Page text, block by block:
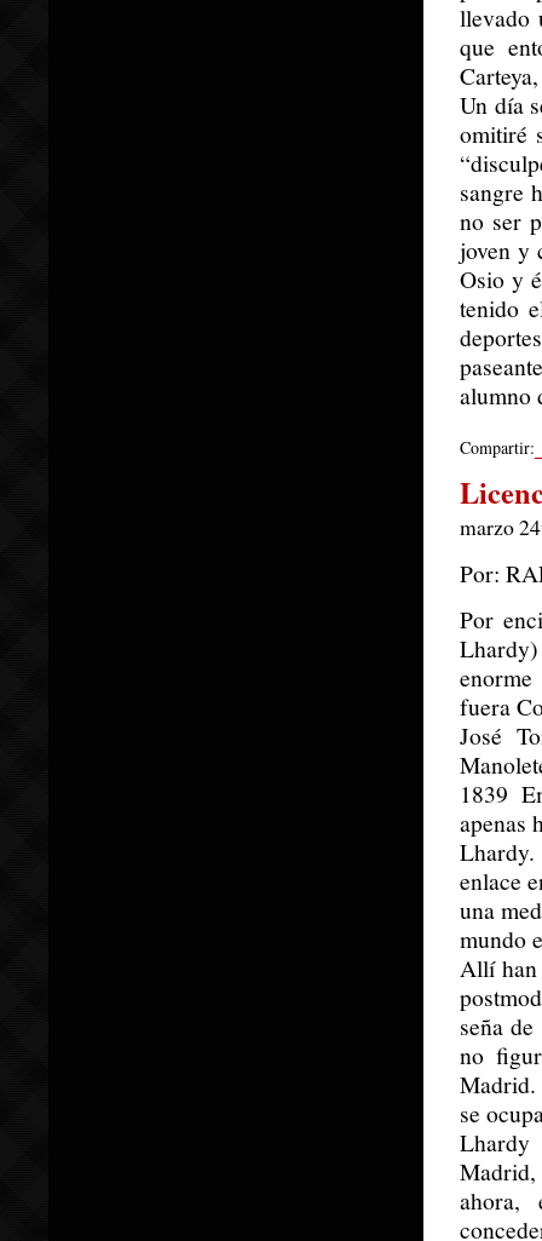
llevado
que
Un día
omitiré
sangre
no ser
joven y
Osio y
tenido
alumno
Compartir:
marzo
Por:
Por
fuera
José
1839
apenas
enlace
una
mundo
Allí han
seña
no
Madrid.
se
Lhardy
Madrid,
ahora,